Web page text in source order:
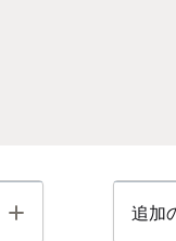
Toggle 追加